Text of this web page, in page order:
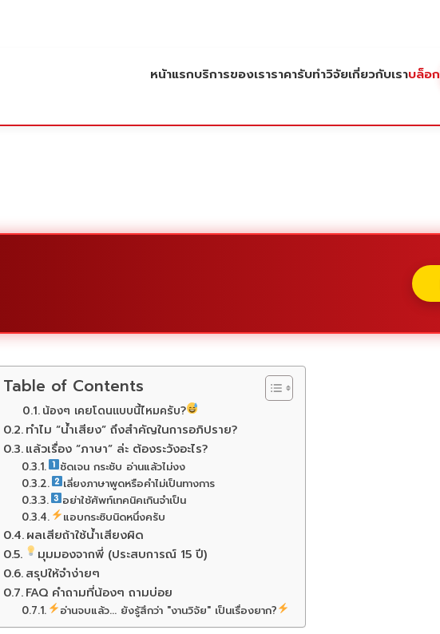
หน้าแรกบริการของเราราคารับทำวิจัยเกี่ยวกับเราบล็อก
Table of Contents
น้องๆ เคยโดนแบบนี้ไหมครับ?
ทำไม “น้ำเสียง” ถึงสำคัญในการอภิปราย?
แล้วเรื่อง “ภาษา” ล่ะ ต้องระวังอะไร?
ชัดเจน กระชับ อ่านแล้วไม่งง
เลี่ยงภาษาพูดหรือคำไม่เป็นทางการ
อย่าใช้ศัพท์เทคนิคเกินจำเป็น
แอบกระซิบนิดหนึ่งครับ
ผลเสียถ้าใช้น้ำเสียงผิด
มุมมองจากพี่ (ประสบการณ์ 15 ปี)
สรุปให้จำง่ายๆ
FAQ คำถามที่น้องๆ ถามบ่อย
อ่านจบแล้ว... ยังรู้สึกว่า "งานวิจัย" เป็นเรื่องยาก?